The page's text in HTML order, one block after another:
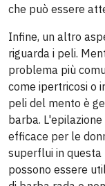
che può essere
Infine, un altro
riguarda i peli.
problema più
come ipertricosi o
peli del mento è
barba.
efficace per le
superflui in
possono essere